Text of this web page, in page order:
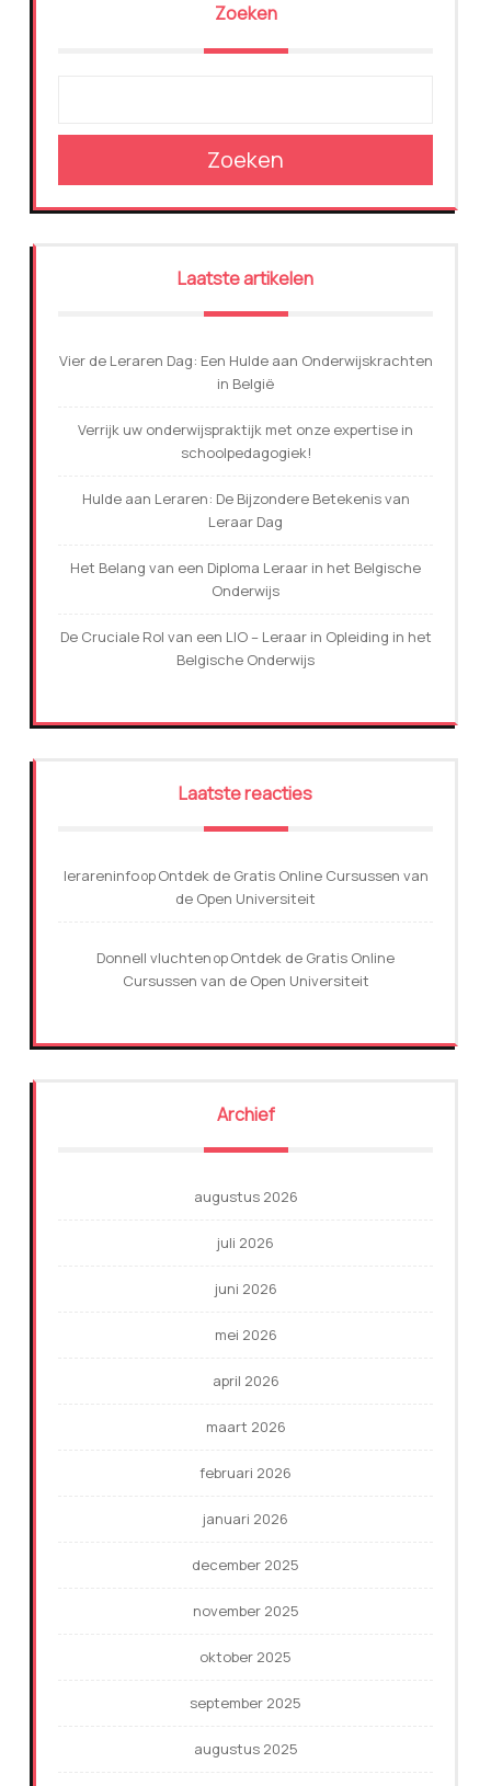
Zoeken
Zoeken
Laatste artikelen
Vier de Leraren Dag: Een Hulde aan Onderwijskrachten
in België
Verrijk uw onderwijspraktijk met onze expertise in
schoolpedagogiek!
Hulde aan Leraren: De Bijzondere Betekenis van
Leraar Dag
Het Belang van een Diploma Leraar in het Belgische
Onderwijs
De Cruciale Rol van een LIO – Leraar in Opleiding in het
Belgische Onderwijs
Laatste reacties
lerareninfoopOntdek de Gratis Online Cursussen van
de Open Universiteit
Donnell vluchtenopOntdek de Gratis Online
Cursussen van de Open Universiteit
Archief
augustus 2026
juli 2026
juni 2026
mei 2026
april 2026
maart 2026
februari 2026
januari 2026
december 2025
november 2025
oktober 2025
september 2025
augustus 2025